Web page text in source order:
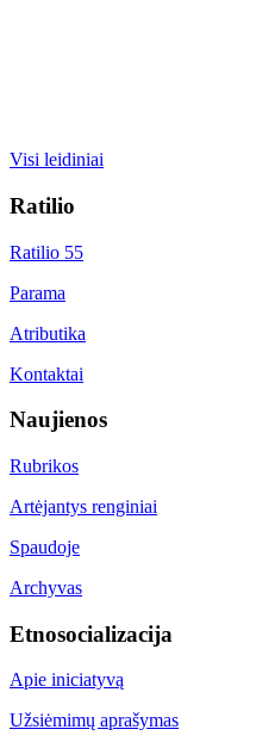
Visi leidiniai
Ratilio
Ratilio 55
Parama
Atributika
Kontaktai
Naujienos
Rubrikos
Artėjantys renginiai
Spaudoje
Archyvas
Etnosocializacija
Apie iniciatyvą
Užsiėmimų aprašymas